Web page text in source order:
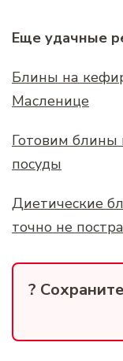
Еще удачные
Блины на
Масленице
Готовим блины
посуды
Диетические
точно не
?